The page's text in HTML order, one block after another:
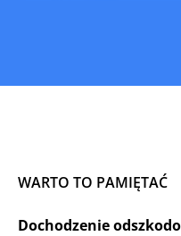
WARTO TO PAMIĘTAĆ
Dochodzenie